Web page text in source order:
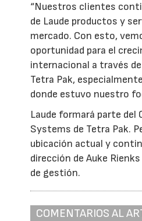
“Nuestros clientes
de Laude productos y
mercado. Con esto,
oportunidad para el
internacional a través
Tetra Pak,
donde estuvo nuestro
Laude formará parte del
Systems de Tetra Pak.
ubicación actual y
dirección de Auke
de gestión.
COMENTARIOS AL